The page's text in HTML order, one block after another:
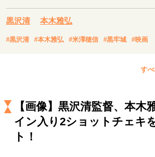
未知への挑戦
プロフェッショナルの矜持
表現者の葛藤
夢を掴む選択
経営・ビジネス
黒沢清 本木雅弘
#黒沢清 #本木雅弘 #米澤穂信 #黒牢城 #映画
す
【画像】黒沢清監督、本木
イン入り2ショットチェキ
ト！